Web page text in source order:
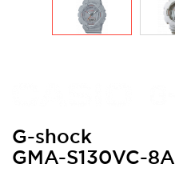
G-shock
GMA-S130VC-8A